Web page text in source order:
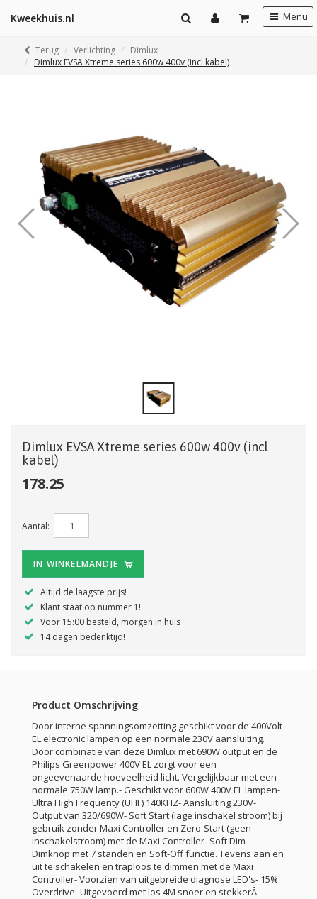
Kweekhuis.nl Menu
Terug Verlichting
Dimlux
Dimlux EVSA Xtreme series 600w 400v (incl kabel)
Dimlux EVSA Xtreme series 600w 400v (incl
kabel)
178.25
Aantal:
IN WINKELMANDJE
Altijd de laagste prijs!
Klant staat op nummer 1!
Voor 15:00 besteld, morgen in huis
14 dagen bedenktijd!
Product Omschrijving
Door interne spanningsomzetting geschikt voor de 400Volt
EL electronic lampen op een normale 230V aansluiting.
Door combinatie van deze Dimlux met 690W output en de
Philips Greenpower 400V EL zorgt voor een
ongeevenaarde hoeveelheid licht. Vergelijkbaar met een
normale 750W lamp.- Geschikt voor 600W 400V EL lampen-
Ultra High Frequenty (UHF) 140KHZ- Aansluiting 230V-
Output van 320/690W- Soft Start (lage inschakel stroom) bij
gebruik zonder Maxi Controller en Zero-Start (geen
inschakelstroom) met de Maxi Controller- Soft Dim-
Dimknop met 7 standen en Soft-Off functie. Tevens aan en
uit te schakelen en traploos te dimmen met de Maxi
Controller- Voorzien van uitgebreide diagnose LED's- 15%
Overdrive- Uitgevoerd met los 4M snoer en stekkerÂ